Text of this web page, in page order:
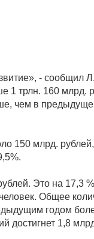
-
1 трлн. 160 млрд.
чем в
150 млрд.
Это на 17,3
Общее
годом
достигнет 1,8